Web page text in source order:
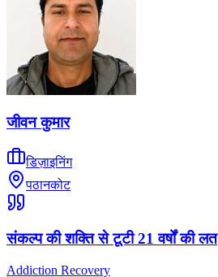
जीवन कुमार
डिज़ाइनिंग
पठानकोट
संकल्प की शक्ति से टूटी 21 वर्षों की लत
Addiction Recovery